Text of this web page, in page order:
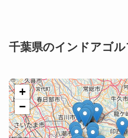
千葉県のインドアゴル
+
−